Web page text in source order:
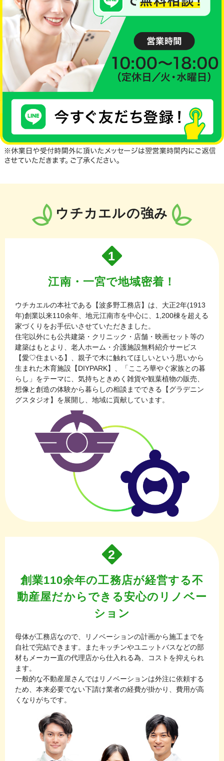
ウチカエルの強み
1
江南・一宮で地域密着！
ウチカエルの本社である【波多野工務店】は、大正2年(1913
年)創業以来110余年、地元江南市を中心に、1,200棟を超える
家づくりをお手伝いさせていただきました。
住宅以外にも公共建築・クリニック・店舗・映画セット等の
建築はもとより、老人ホーム・介護施設無料紹介サービス
【愛♡住まいる】、親子で木に触れてほしいという思いから
生まれた木育施設【DIYPARK】、「こころ華やぐ家族との暮
らし」をテーマに、気持ちときめく雑貨や観葉植物の販売、
想像と創造の体験から暮らしの相談までできる【グラデニン
グスタジオ】を展開し、地域に貢献しています。
2
創業110余年の工務店が経営する不
動産屋だからできる安心のリノベー
ション
母体が工務店なので、リノベーションの計画から施工までを
自社で完結できます。またキッチンやユニットバスなどの部
材もメーカー直の代理店から仕入れる為、コストを抑えられ
ます。
一般的な不動産屋さんではリノベーションは外注に依頼する
ため、本来必要でない下請け業者の経費が掛かり、費用が高
くなりがちです。